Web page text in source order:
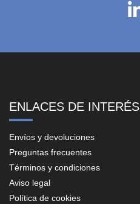
ENLACES DE INTERÉS
Envíos y devoluciones
Preguntas frecuentes
Términos y condiciones
Aviso legal
Política de cookies